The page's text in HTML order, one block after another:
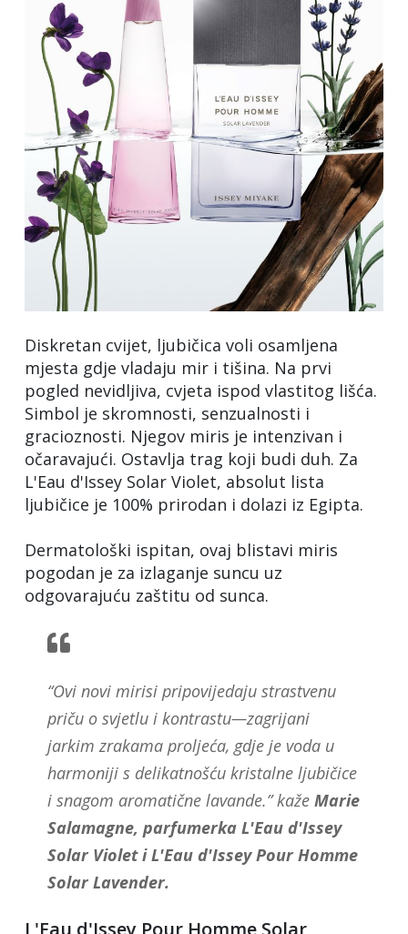
Diskretan cvijet, ljubičica voli osamljena
mjesta gdje vladaju mir i tišina. Na prvi
pogled nevidljiva, cvjeta ispod vlastitog lišća.
Simbol je skromnosti, senzualnosti i
gracioznosti. Njegov miris je intenzivan i
očaravajući. Ostavlja trag koji budi duh. Za
L'Eau d'Issey Solar Violet, absolut lista
ljubičice je 100% prirodan i dolazi iz Egipta.
Dermatološki ispitan, ovaj blistavi miris
pogodan je za izlaganje suncu uz
odgovarajuću zaštitu od sunca.
“Ovi novi mirisi pripovijedaju strastvenu
priču o svjetlu i kontrastu—zagrijani
jarkim zrakama proljeća, gdje je voda u
harmoniji s delikatnošću kristalne ljubičice
i snagom aromatične lavande.” kaže Marie
Salamagne, parfumerka L'Eau d'Issey
Solar Violet i L'Eau d'Issey Pour Homme
Solar Lavender.
L'Eau d'Issey Pour Homme Solar